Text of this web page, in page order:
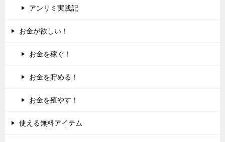
アンリミ実践記
お金が欲しい！
お金を稼ぐ！
お金を貯める！
お金を殖やす！
使える無料アイテム